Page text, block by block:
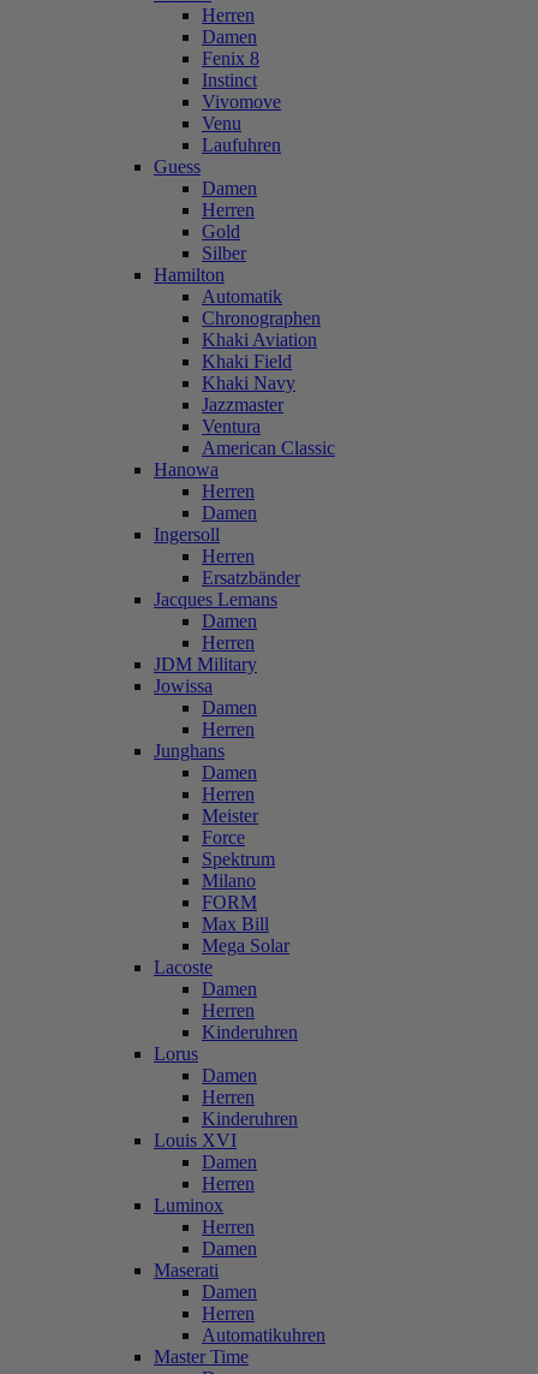
Herren
Damen
Fenix 8
Instinct
Vivomove
Venu
Laufuhren
Guess
Damen
Herren
Gold
Silber
Hamilton
Automatik
Chronographen
Khaki Aviation
Khaki Field
Khaki Navy
Jazzmaster
Ventura
American Classic
Hanowa
Herren
Damen
Ingersoll
Herren
Ersatzbänder
Jacques Lemans
Damen
Herren
JDM Military
Jowissa
Damen
Herren
Junghans
Damen
Herren
Meister
Force
Spektrum
Milano
FORM
Max Bill
Mega Solar
Lacoste
Damen
Herren
Kinderuhren
Lorus
Damen
Herren
Kinderuhren
Louis XVI
Damen
Herren
Luminox
Herren
Damen
Maserati
Damen
Herren
Automatikuhren
Master Time